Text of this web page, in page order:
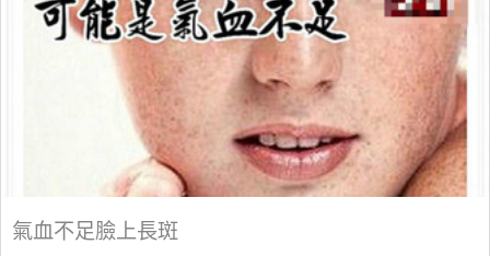
氣血不足臉上長斑